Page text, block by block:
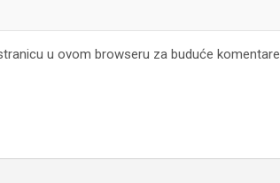
u ovom browseru za buduće komentare.